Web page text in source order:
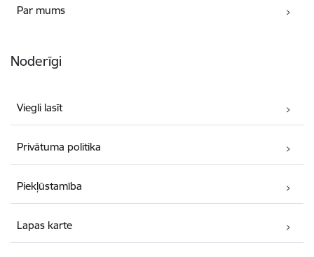
Par mums
Noderīgi
Viegli lasīt
Privātuma politika
Piekļūstamība
Lapas karte